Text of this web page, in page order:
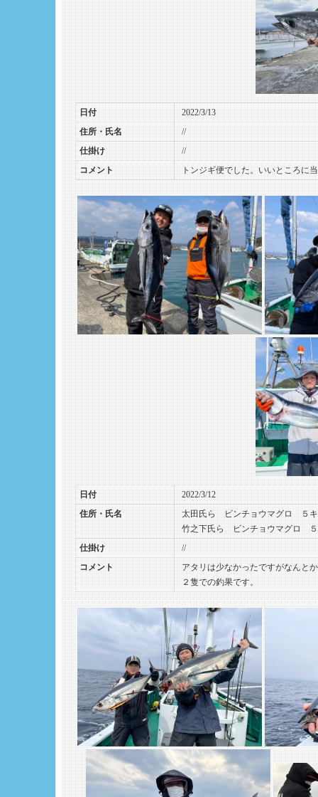
日付
2022/3/13
住所・氏名
//
仕掛け
//
コメント
トンジギ便でした。いいところに
日付
2022/3/12
住所・氏名
太田氏ら ビンチョウマグロ ５
竹之下氏ら ビンチョウマグロ
仕掛け
//
コメント
アタリは少なかったですがなんと
２隻での釣果です。